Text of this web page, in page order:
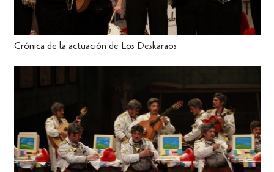
Crónica de la actuación de Los Deskaraos